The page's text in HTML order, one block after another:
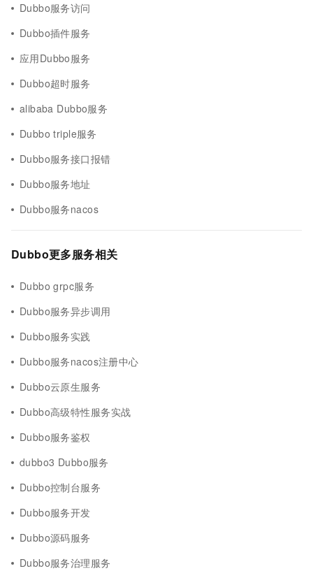
Dubbo服务访问
Dubbo插件服务
应用Dubbo服务
Dubbo超时服务
alibaba Dubbo服务
Dubbo triple服务
Dubbo服务接口报错
Dubbo服务地址
Dubbo服务nacos
Dubbo更多服务相关
Dubbo grpc服务
Dubbo服务异步调用
Dubbo服务实践
Dubbo服务nacos注册中心
Dubbo云原生服务
Dubbo高级特性服务实战
Dubbo服务鉴权
dubbo3 Dubbo服务
Dubbo控制台服务
Dubbo服务开发
Dubbo源码服务
Dubbo服务治理服务